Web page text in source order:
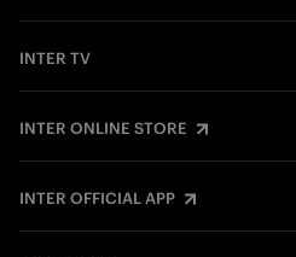
INTER TV
INTER ONLINE STORE
INTER OFFICIAL APP